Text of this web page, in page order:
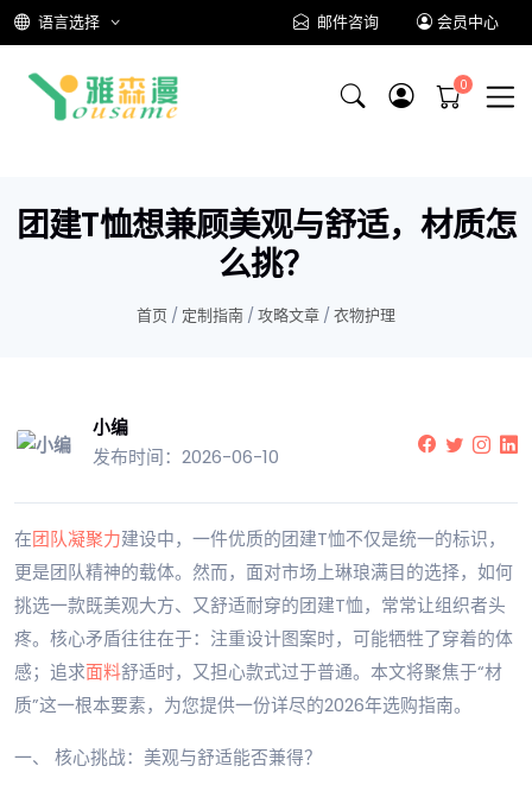
语言选择 邮件咨询 会员中心
团建T恤想兼顾美观与舒适，材质怎
么挑？
首页 / 定制指南 / 攻略文章 / 衣物护理
小编
发布时间：2026-06-10
在团队凝聚力建设中，一件优质的团建T恤不仅是统一的标识，
更是团队精神的载体。然而，面对市场上琳琅满目的选择，如何
挑选一款既美观大方、又舒适耐穿的团建T恤，常常让组织者头
疼。核心矛盾往往在于：注重设计图案时，可能牺牲了穿着的体
感；追求面料舒适时，又担心款式过于普通。本文将聚焦于“材
质”这一根本要素，为您提供一份详尽的2026年选购指南。
一、 核心挑战：美观与舒适能否兼得？